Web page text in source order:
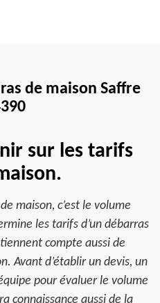
de maison Saffre
sur les tarifs
maison, c’est le volume
les tarifs d’un débarras
compte aussi de
Avant d’établir un devis, un
pour évaluer le volume
connaissance aussi de la